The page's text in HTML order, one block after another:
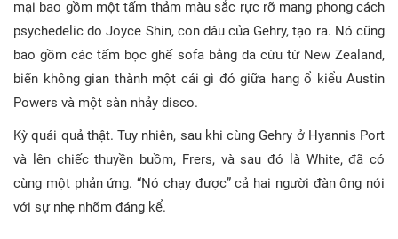
mại bao gồm một tấm thảm màu sắc rực rỡ mang phong cách
psychedelic do Joyce Shin, con dâu của Gehry, tạo ra. Nó cũng
bao gồm các tấm bọc ghế sofa bằng da cừu từ New Zealand,
biến không gian thành một cái gì đó giữa hang ổ kiểu Austin
Powers và một sàn nhảy disco.
Kỳ quái quả thật. Tuy nhiên, sau khi cùng Gehry ở Hyannis Port
và lên chiếc thuyền buồm, Frers, và sau đó là White, đã có
cùng một phản ứng. “Nó chạy được” cả hai người đàn ông nói
với sự nhẹ nhõm đáng kể.